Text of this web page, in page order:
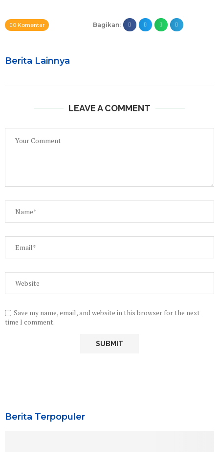
0 Komentar Bagikan:
Berita Lainnya
LEAVE A COMMENT
Save my name, email, and website in this browser for the next
time I comment.
Berita Terpopuler